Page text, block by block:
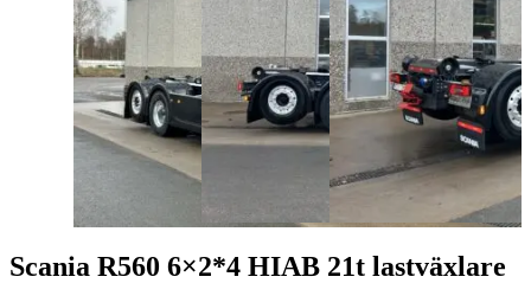
Scania R560 6×2*4 HIAB 21t lastväxlare